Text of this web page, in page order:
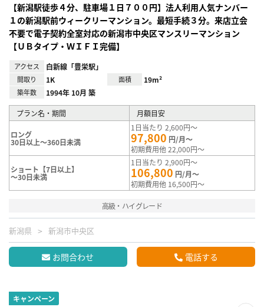
【新潟駅徒歩４分、駐車場１日７００円】法人利用人気ナンバー
１の新潟駅前ウィークリーマンション。最短手続３分。来店立会
不要で電子契約全室対応の新潟市中央区マンスリーマンション
【ＵＢタイプ・ＷＩＦＩ完備】
アクセス 白新線「豊栄駅」
間取り 1K 面積 19m²
築年数 1994年 10月 築
プラン名・期間 月額目安
ロング
30日以上～360日未満
1日当たり 2,600円～
97,800 円/月～
初期費用他 22,000円～
ショート【7日以上】
～30日未満
1日当たり 2,900円～
106,800 円/月～
初期費用他 16,500円～
高級・ハイグレード
新潟県 新潟市中央区
お問合わせ 電話する
キャンペーン